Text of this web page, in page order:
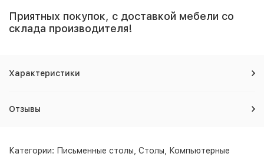
Приятных покупок, с доставкой мебели со
склада производителя!
Характеристики
Отзывы
Категории: Письменные столы Столы
Компьютерные